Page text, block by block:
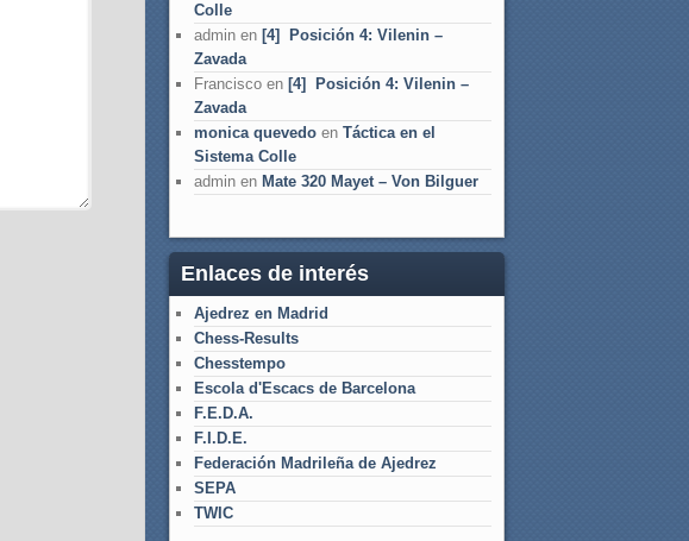
Colle
admin en [4] Posición 4: Vilenin –
Zavada
Francisco en [4] Posición 4: Vilenin –
Zavada
monica quevedo en Táctica en el
Sistema Colle
admin en Mate 320 Mayet – Von Bilguer
Enlaces de interés
Ajedrez en Madrid
Chess-Results
Chesstempo
Escola d'Escacs de Barcelona
F.E.D.A.
F.I.D.E.
Federación Madrileña de Ajedrez
SEPA
TWIC